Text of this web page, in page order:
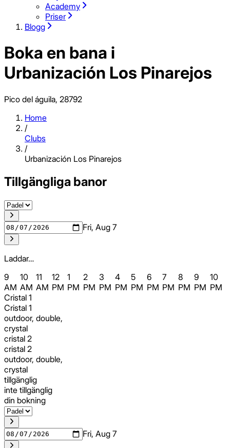
Academy
Priser
Blogg
Boka en bana i
Urbanización Los Pinarejos
Pico del águila, 28792
Home
/
Clubs
/
Urbanización Los Pinarejos
Tillgängliga banor
Fri, Aug 7
Laddar…
9
AM
10
AM
11
AM
12
PM
1
PM
2
PM
3
PM
4
PM
5
PM
6
PM
7
PM
8
PM
9
PM
10
PM
Cristal 1
Cristal 1
outdoor, double,
crystal
cristal 2
cristal 2
outdoor, double,
crystal
tillgänglig
inte tillgänglig
din bokning
Fri, Aug 7